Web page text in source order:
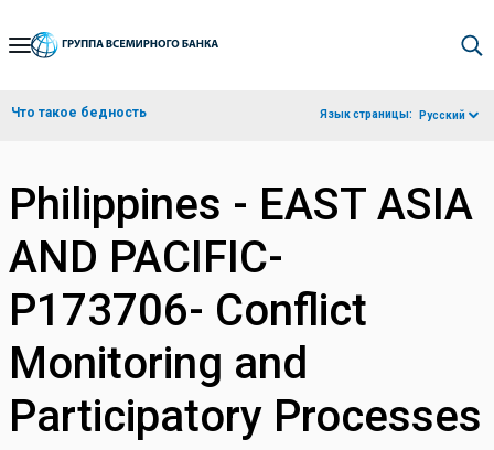
Skip
Navigation
Что такое бедность Язык страницы: Русский
Philippines - EAST ASIA
AND PACIFIC-
P173706- Conflict
Monitoring and
Participatory Processes